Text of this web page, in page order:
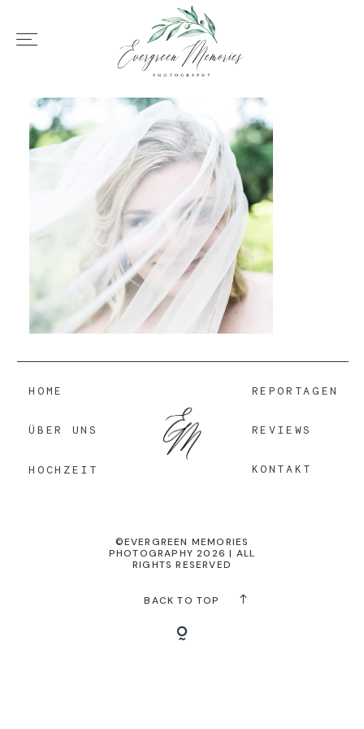
HOME
ÜBER UNS
HOCHZEIT
REPORTAGEN
REVIEWS
KONTAKT
©EVERGREEN MEMORIES
PHOTOGRAPHY 2026 | ALL
RIGHTS RESERVED
BACK TO TOP
HOME
ÜBER UNS
HOCHZEIT
REPORTAGEN
KONTAKT